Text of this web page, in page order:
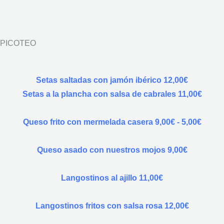
PICOTEO
Setas saltadas con jamón ibérico 12,00€
Setas a la plancha con salsa de cabrales 11,00€
Queso frito con mermelada casera 9,00€ - 5,00€
Queso asado con nuestros mojos 9,00€
Langostinos al ajillo 11,00€
Langostinos fritos con salsa rosa 12,00€